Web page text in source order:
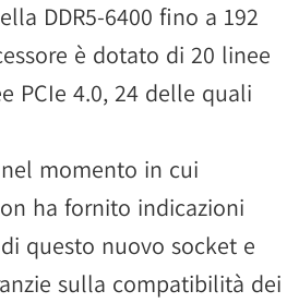
DDR5-6400 fino a 192
è dotato di 20 linee
PCIe 4.0, 24 delle quali
momento in cui
ha fornito indicazioni
questo nuovo socket e
sulla compatibilità dei